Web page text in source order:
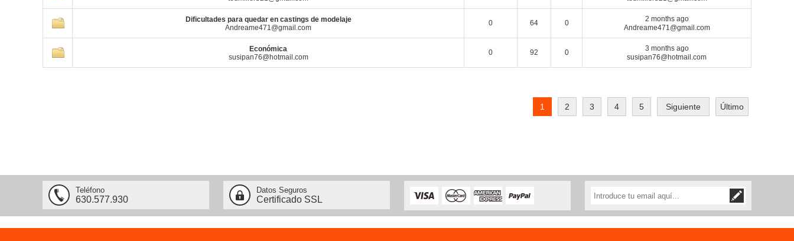
Dificultades para quedar en castings de modelaje
Andreame471@gmail.com
0 64 0
2 months ago
Andreame471@gmail.com
Económica
susipan76@hotmail.com
0 92 0
3 months ago
susipan76@hotmail.com
1 2 3 4 5 Siguiente Último
Teléfono
630.577.930
Datos Seguros
Certificado SSL